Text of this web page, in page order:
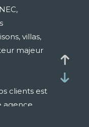
villas,
majeur
clients est
agence.